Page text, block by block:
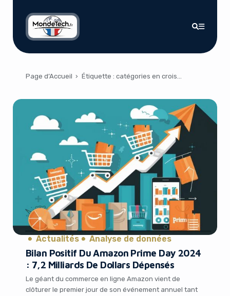
Page d’Accueil › Étiquette : catégories en croissance
Actualités Analyse de données
Bilan Positif Du Amazon Prime Day 2024
: 7,2 Milliards De Dollars Dépensés
Le géant du commerce en ligne Amazon vient de
clôturer le premier jour de son événement annuel tant